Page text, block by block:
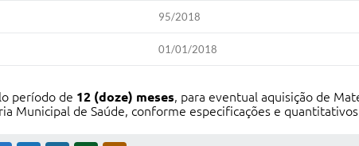
95/2018
01/01/2018
período de 12 (doze) meses, para eventual aquisição de
Municipal de Saúde, conforme especificações e